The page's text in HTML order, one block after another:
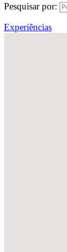
Pesquisar por:
Experiências